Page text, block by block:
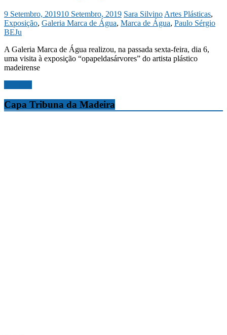
9 Setembro, 201910 Setembro, 2019 Sara Silvino Artes Plásticas,
Exposição, Galeria Marca de Água, Marca de Água, Paulo Sérgio
BEJu
A Galeria Marca de Água realizou, na passada sexta-feira, dia 6,
uma visita à exposição “opapeldasárvores” do artista plástico
madeirense
Capa Tribuna da Madeira